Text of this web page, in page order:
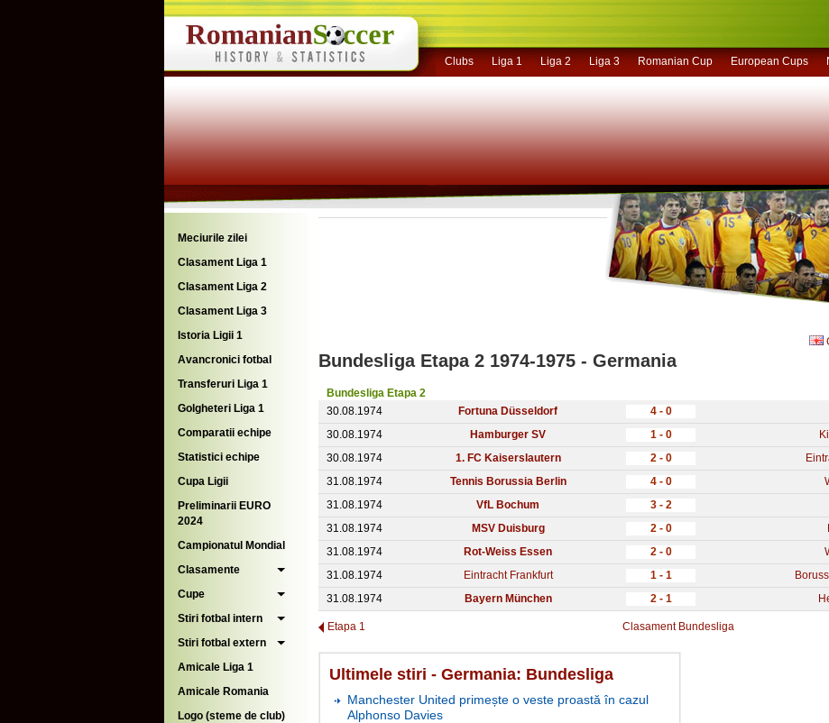
Clubs Liga 1 Liga 2 Liga 3 Romanian Cup European Cups
Meciurile zilei
Clasament Liga 1
Clasament Liga 2
Clasament Liga 3
Istoria Ligii 1
Avancronici fotbal
Transferuri Liga 1
Golgheteri Liga 1
Comparatii echipe
Statistici echipe
Cupa Ligii
Preliminarii EURO
2024
Campionatul Mondial
Clasamente
Cupe
Stiri fotbal intern
Stiri fotbal extern
Amicale Liga 1
Amicale Romania
Logo (steme de club)
Bundesliga Etapa 2 1974-1975 - Germania
Bundesliga Etapa 2
30.08.1974
Fortuna Düsseldorf 4 - 0
30.08.1974
Hamburger SV 1 - 0
30.08.1974
1. FC Kaiserslautern 2 - 0
31.08.1974
Tennis Borussia Berlin 4 - 0
31.08.1974
VfL Bochum 3 - 2
31.08.1974
MSV Duisburg 2 - 0
31.08.1974
Rot-Weiss Essen 2 - 0
31.08.1974
Eintracht Frankfurt 1 - 1
31.08.1974
Bayern München 2 - 1
Etapa 1 Clasament Bundesliga
Ultimele stiri - Germania: Bundesliga
Manchester United primește o veste proastă în cazul
Alphonso Davies